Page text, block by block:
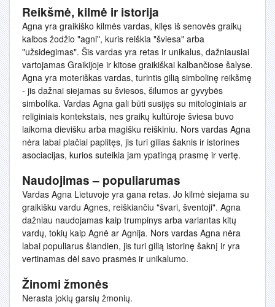
Reikšmė, kilmė ir istorija
Agna yra graikiško kilmės vardas, kilęs iš senovės graikų
kalbos žodžio "agni", kuris reiškia "šviesa" arba
"užsidegimas". Šis vardas yra retas ir unikalus, dažniausiai
vartojamas Graikijoje ir kitose graikiškai kalbančiose šalyse.
Agna yra moteriškas vardas, turintis gilią simbolinę reikšmę
- jis dažnai siejamas su šviesos, šilumos ar gyvybės
simbolika. Vardas Agna gali būti susijęs su mitologiniais ar
religiniais kontekstais, nes graikų kultūroje šviesa buvo
laikoma dievišku arba magišku reiškiniu. Nors vardas Agna
nėra labai plačiai paplitęs, jis turi gilias šaknis ir istorines
asociacijas, kurios suteikia jam ypatingą prasmę ir vertę.
Naudojimas – populiarumas
Vardas Agna Lietuvoje yra gana retas. Jo kilmė siejama su
graikišku vardu Agnes, reiškiančiu "švari, šventoji". Agna
dažniau naudojamas kaip trumpinys arba variantas kitų
vardų, tokių kaip Agnė ar Agnija. Nors vardas Agna nėra
labai populiarus šiandien, jis turi gilią istorinę šaknį ir yra
vertinamas dėl savo prasmės ir unikalumo.
Žinomi žmonės
Nerasta jokių garsių žmonių.